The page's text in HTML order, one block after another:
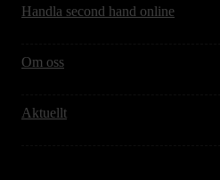
Handla second hand online
Om oss
Aktuellt